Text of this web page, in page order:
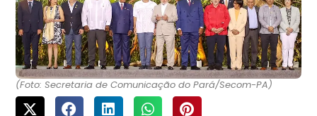
(Foto: Secretaria de Comunicação do Pará/Secom-PA)